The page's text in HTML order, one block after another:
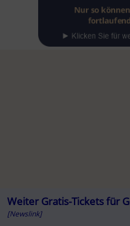
Weiter Gratis-Tickets für
[Newslink]